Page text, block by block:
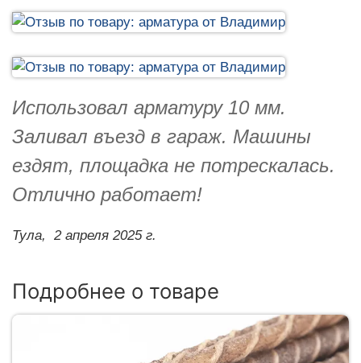
Использовал арматуру 10 мм.
Заливал въезд в гараж. Машины
ездят, площадка не потрескалась.
Отлично работает!
Тула, 2 апреля 2025 г.
Подробнее о товаре